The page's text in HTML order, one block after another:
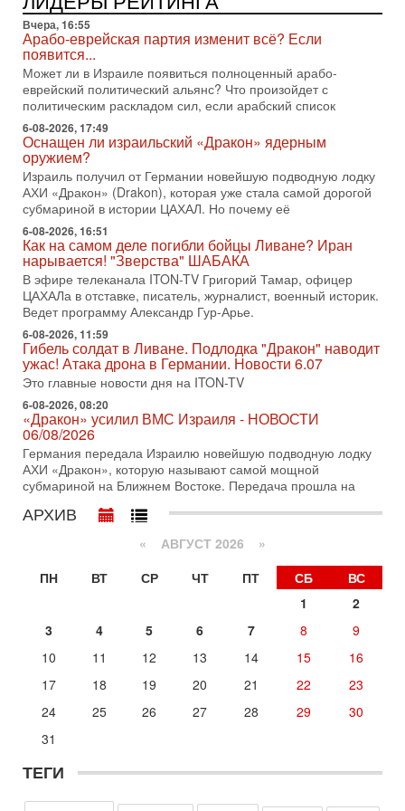
раз?
Голоса русскоязычных репатриантов не раз кардинально
меняли политический ландшафт Израиля. Достаточно
вспомнить взлет партии «Исраэль ба-алия», когда
31-07-2026, 17:00
Тайны закрытых дверей: о чём на самом деле
молчат Трамп и Нетаньяху?
Недавний визит премьер-министра Израиля Биньямина
Нетаньяху в США и его встреча с Дональдом Трампом
оставили больше вопросов, чем ответов. Полная
31-07-2026, 15:18
Иран готовит покушение на Нетаниягу! Трамп не
хочет эскалации, но КСИР готовит взрыв!
В эфире телеканала ITON-TV СЕРГЕЙ МИГДАЛЬ, эксперт
по вопросам безопасности, офицер запаса
Международного управления полиции Израиля, автор
31-07-2026, 09:02
Битва за разоружение ХАМАСа - НОВОСТИ
31/07/2026
Сегодня президент США Дональд Трамп заявил о
достижении исторического соглашения о полном
разоружении ХАМАСа и других вооруженных группировок в
30-07-2026, 17:59
Иран доведет Трампа до крайних мер? Разбор и
оценка от военного обозревателя Давида Шарпа
Ситуация вокруг противостояния Ирана и США накаляется
с каждым днем. Почему Трамп в самый последний момент
отменил решение о нанесении тяжелых ударов
30-07-2026, 16:54
Покупатель авиакомпании «Аркия» намерен
запретить полеты по субботам!
Вокруг возможной продажи авиакомпании «Аркия»
разгорается громкий конфликт.
Президент США Дональд Трамп сегодня рассматривает
возможность масштабной военной операции против Ирана
Вчера, 16:55
Арабо-еврейская партия изменит всё? Если
Может ли в Израиле появиться полноценный арабо-
политическим раскладом сил, если арабский список
6-08-2026, 17:49
Вчера, 16:55
Арабо-еврейская партия изменит всё? Если
появится...
Может ли в Израиле появиться полноценный арабо-
еврейский политический альянс? Что произойдет с
политическим раскладом сил, если арабский список
6-08-2026, 17:49
Оснащен ли израильский «Дракон» ядерным
оружием?
Израиль получил от Германии новейшую подводную лодку
АХИ «Дракон» (Drakon), которая уже стала самой дорогой
субмариной в истории ЦАХАЛ. Но почему её
6-08-2026, 16:51
Как на самом деле погибли бойцы Ливане? Иран
нарывается! "Зверства" ШАБАКА
В эфире телеканала ITON-TV Григорий Тамар, офицер
ЦАХАЛа в отставке, писатель, журналист, военный историк.
Ведет программу Александр Гур-Арье.
6-08-2026, 11:59
Гибель солдат в Ливане. Подлодка "Дракон" наводит
ужас! Атака дрона в Германии. Новости 6.07
Это главные новости дня на ITON-TV
6-08-2026, 08:20
«Дракон» усилил ВМС Израиля - НОВОСТИ
06/08/2026
Германия передала Израилю новейшую подводную лодку
АХИ «Дракон», которую называют самой мощной
субмариной на Ближнем Востоке. Передача прошла на
АРХИВ
« АВГУСТ 2026 »
ПН
ВТ СР ЧТ ПТ СБ
ВС
1
2
3
4 5 6 7 8
9
10
11 12 13 14 15
16
17
18 19 20 21 22
23
24
25 26 27 28 29
30
31
ТЕГИ